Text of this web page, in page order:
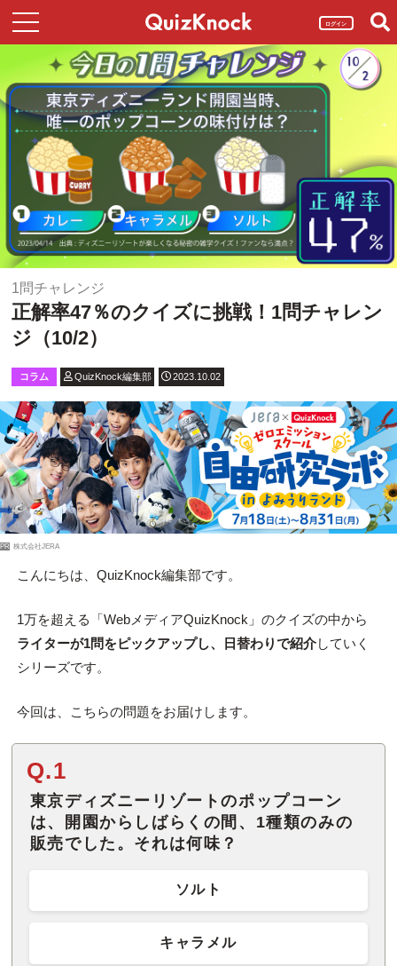
ログイン
1問チャレンジ
正解率47％のクイズに挑戦！1問チャレン
ジ（10/2）
コラム QuizKnock編集部 2023.10.02
PR 株式会社JERA
こんにちは、QuizKnock編集部です。
1万を超える「WebメディアQuizKnock」のクイズの中から
ライターが1問をピックアップし、日替わりで紹介していく
シリーズです。
今回は、こちらの問題をお届けします。
Q.1
東京ディズニーリゾートのポップコーン
は、開園からしばらくの間、1種類のみの
販売でした。それは何味？
ソルト
キャラメル